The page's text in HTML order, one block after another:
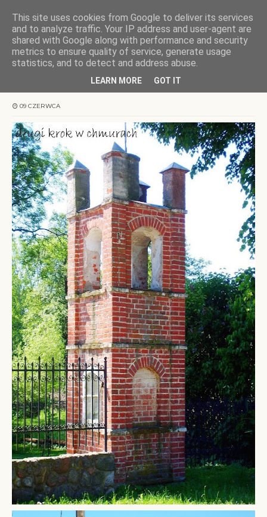
KOCHAMY WARMIĘ
Strona główna Warmia Klewki - kapliczki warmińskie
Klewki - kapliczki warmińskie
09 CZERWCA
This site uses cookies from Google to deliver its services
and to analyze traffic. Your IP address and user-agent are
shared with Google along with performance and security
metrics to ensure quality of service, generate usage
statistics, and to detect and address abuse.
LEARN MORE GOT IT